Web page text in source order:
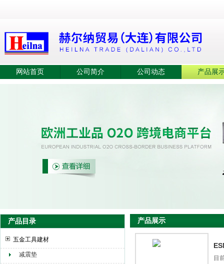
网站首页 公司简介 公司动态 产品展
产品目录
五金工具建材
减震垫
产品展示
目